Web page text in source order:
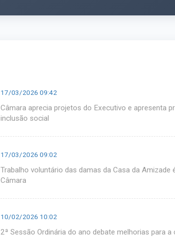
17/03/2026 09:42
Câmara aprecia projetos do Executivo e apresenta
inclusão social
17/03/2026 09:02
Trabalho voluntário das damas da Casa da
Câmara
10/02/2026 10:02
2ª Sessão Ordinária do ano debate melhorias para a